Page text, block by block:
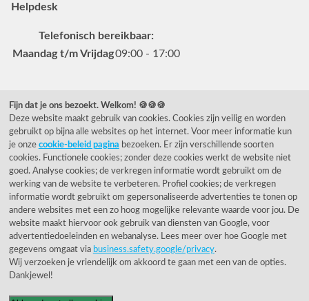
Helpdesk
Telefonisch bereikbaar:
Maandag t/m Vrijdag09:00 - 17:00
Veelgestelde vragen
0031 78 615 44 15
helpdesk@rietveldlicht.nl
Facebook InstagramPinterest
Klantwaardering
"Zeer goed" - eKomi.be
Cijfer: 9.4 (3230 recensies)
Fijn dat je ons bezoekt. Welkom! 🍪🍪🍪
Deze website maakt gebruik van cookies. Cookies zijn veilig en worden
gebruikt op bijna alle websites op het internet. Voor meer informatie kun
je onze cookie-beleid pagina bezoeken. Er zijn verschillende soorten
cookies. Functionele cookies; zonder deze cookies werkt de website niet
goed. Analyse cookies; de verkregen informatie wordt gebruikt om de
werking van de website te verbeteren. Profiel cookies; de verkregen
informatie wordt gebruikt om gepersonaliseerde advertenties te tonen op
andere websites met een zo hoog mogelijke relevante waarde voor jou. De
website maakt hiervoor ook gebruik van diensten van Google, voor
advertentiedoeleinden en webanalyse. Lees meer over hoe Google met
gegevens omgaat via business.safety.google/privacy.
Wij verzoeken je vriendelijk om akkoord te gaan met een van de opties.
Dankjewel!